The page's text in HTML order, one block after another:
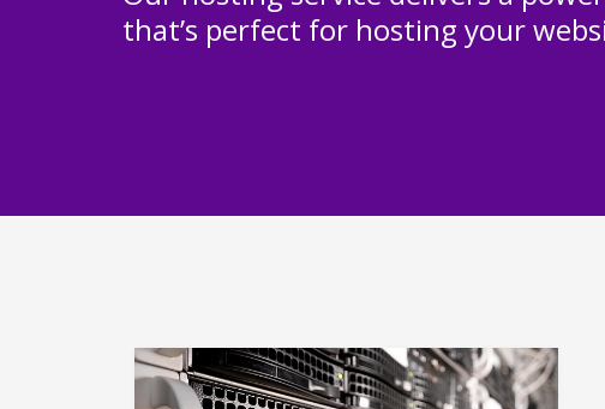
that’s perfect for hosting your